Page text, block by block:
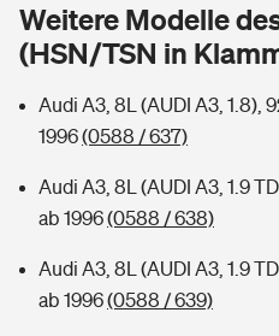
Hochwasser-Check: Wie
Sie haben Fragen?
Private Cyberversicherung
Zur Übersicht
Kinderunfall-Check: Mehr
Rentenrechner: Wie viel Geld
Weitere Modelle
(HSN/TSN in
Audi A3, 8L (AUDI A3, 1.8),
1996(0588 / 637)
Audi A3, 8L (AUDI A3, 1.9
ab 1996(0588 / 638)
Audi A3, 8L (AUDI A3, 1.9
ab 1996(0588 / 639)